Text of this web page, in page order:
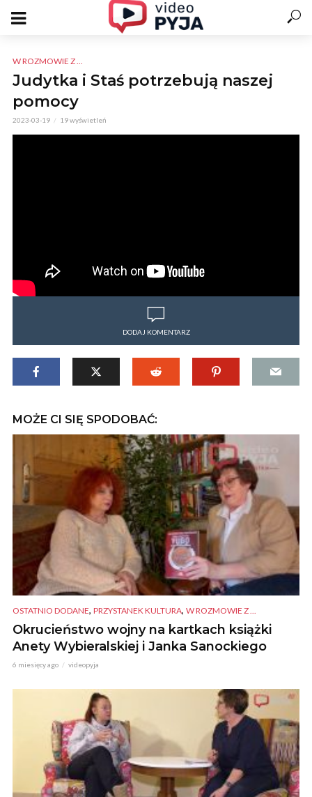
W ROZMOWIE Z ...
Judytka i Staś potrzebują naszej
pomocy
2023-03-19 19 wyświetleń
DODAJ KOMENTARZ
MOŻE CI SIĘ SPODOBAĆ:
OSTATNIO DODANE, PRZYSTANEK KULTURA, W ROZMOWIE Z ...
Okrucieństwo wojny na kartkach książki
Anety Wybieralskiej i Janka Sanockiego
6 miesięcy ago videopyja